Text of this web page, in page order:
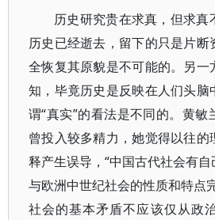
历史研究贵在求真，但求真
历史已经逝去，留下的只是片
全恢复其原貌是不可能的。另一
知，毕竟历史是反映在人们头脑
谓“真实”的看法是不同的。黄
曾投入较多精力，她觉得以往
释产生误导，“中国古代社会有自
与欧洲中世纪社会的性质和特点
社会的基本矛盾不应该仅从政